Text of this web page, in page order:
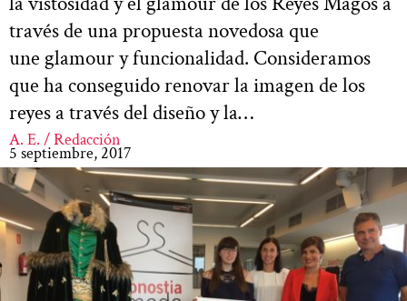
través de una propuesta novedosa que
une glamour y funcionalidad. Consideramos
que ha conseguido renovar la imagen de los
reyes a través del diseño y la…
A. E. / Redacción
5 septiembre, 2017